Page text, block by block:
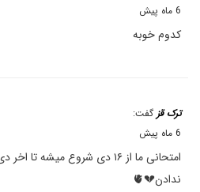
6 ماه پیش
کدوم خوبه
ترک قز گفت:
6 ماه پیش
امتحانی ما از ۱۶ دی شروع میشه
ندادن💔🫀